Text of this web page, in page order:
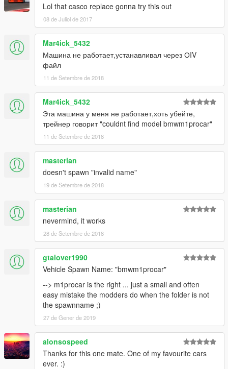
Lol that casco replace gonna try this out
08 de Juliol de 2017
Mar4ick_5432
Машина не работает,устанавливал через ОIV
файл
11 de Setembre de 2018
Mar4ick_5432
Эта машина у меня не работает,хоть убейте,
трейнер говорит "couldnt find model bmwm1procar"
11 de Setembre de 2018
masterian
doesn't spawn "invalid name"
19 de Setembre de 2018
masterian
nevermind, it works
28 de Setembre de 2018
gtalover1990
Vehicle Spawn Name: "bmwm1procar"
--> m1procar is the right ... just a small and often
easy mistake the modders do when the folder is not
the spawnname ;)
27 de Gener de 2019
alonsospeed
Thanks for this one mate. One of my favourite cars
ever. :)